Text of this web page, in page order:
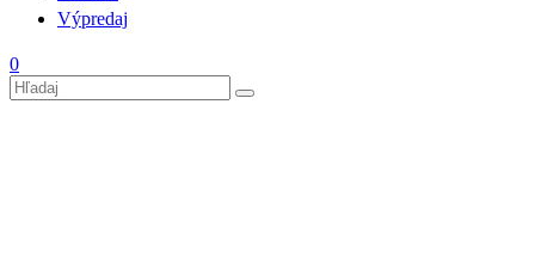
Výpredaj
0